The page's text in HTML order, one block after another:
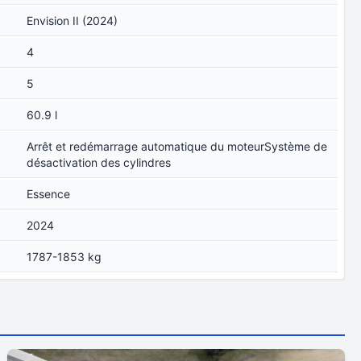
Envision II (2024)
4
5
60.9 l
Arrêt et redémarrage automatique du moteurSystème de
désactivation des cylindres
Essence
2024
1787-1853 kg